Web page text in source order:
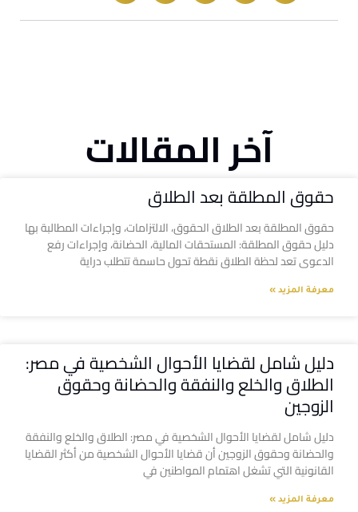
آخر المقالات
حقوق المطلقة بعد الطلاق
حقوق المطلقة بعد الطلاق الحقوق، الالتزامات، وإجراءات المطالبة بها
دليل حقوق المطلقة: المستحقات المالية، الحضانة، وإجراءات رفع
الدعوى تعد لحظة الطلاق نقطة تحول حاسمة تتطلب دراية
معرفة المزيد »
دليل شامل لقضايا الأحوال الشخصية في مصر:
الطلاق والخلع والنفقة والحضانة وحقوق
الزوجين
دليل شامل لقضايا الأحوال الشخصية في مصر: الطلاق والخلع والنفقة
والحضانة وحقوق الزوجين أن قضايا الأحوال الشخصية من أكثر القضايا
القانونية التي تشغل اهتمام المواطنين في
معرفة المزيد »